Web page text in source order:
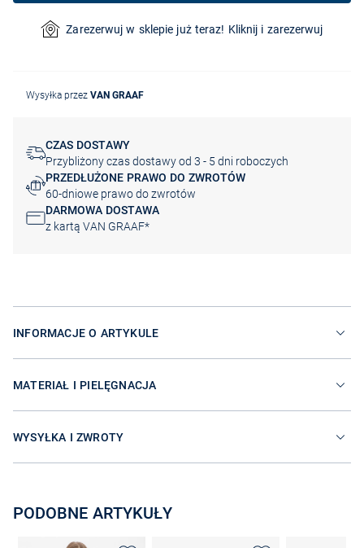
Zarezerwuj w sklepie już teraz! Kliknij i zarezerwuj
Wysyłka przez VAN GRAAF
CZAS DOSTAWY
Przybliżony czas dostawy od 3 - 5 dni roboczych
PRZEDŁUŻONE PRAWO DO ZWROTÓW
60-dniowe prawo do zwrotów
DARMOWA DOSTAWA
z kartą VAN GRAAF*
INFORMACJE O ARTYKULE
MATERIAŁ I PIELĘGNACJA
WYSYŁKA I ZWROTY
PODOBNE ARTYKUŁY